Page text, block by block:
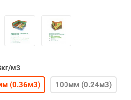
м3
(0.36м3) 100мм (0.24м3)